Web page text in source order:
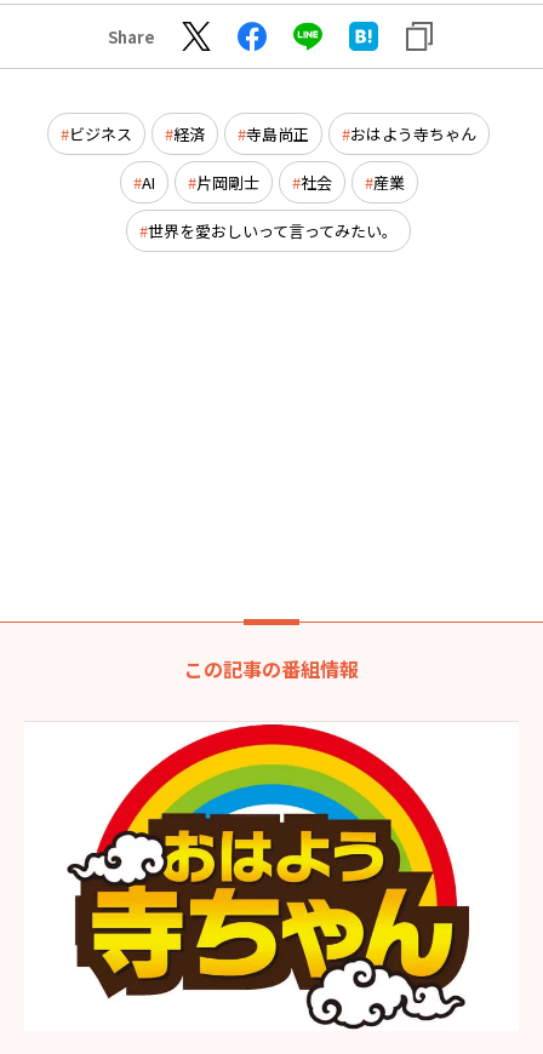
Share
ビジネス 経済 寺島尚正 おはよう寺ちゃん
AI 片岡剛士 社会 産業
世界を愛おしいって言ってみたい。
この記事の番組情報